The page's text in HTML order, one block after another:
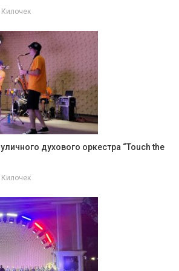
духового оркестра “Touch the